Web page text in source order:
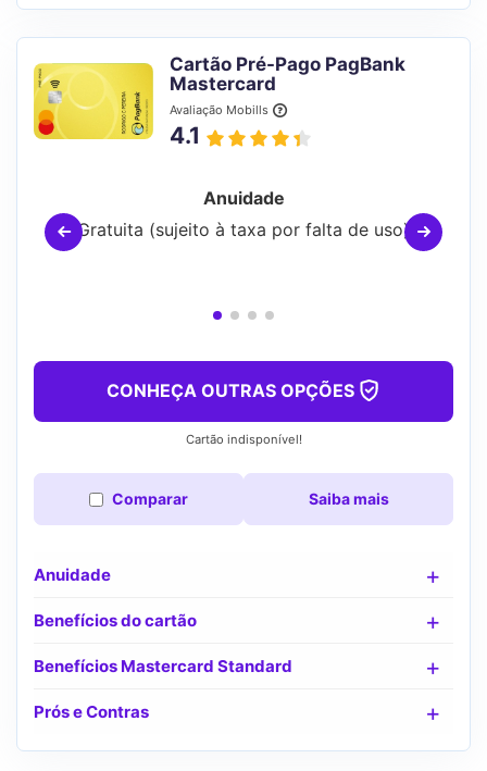
Cartão Pré-Pago PagBank
Mastercard
Avaliação Mobills
4.1
Anuidade
Gratuita (sujeito à taxa por falta de uso)
CONHEÇA OUTRAS OPÇÕES
Cartão indisponível!
Comparar Saiba mais
Anuidade
Benefícios do cartão
Benefícios Mastercard Standard
Prós e Contras